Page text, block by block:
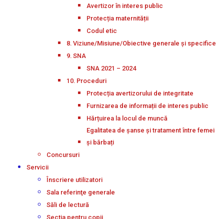
Avertizor în interes public
Protecția maternității
Codul etic
8. Viziune/Misiune/Obiective generale și specifice
9. SNA
SNA 2021 – 2024
10. Proceduri
Protecția avertizorului de integritate
Furnizarea de informații de interes public
Hărțuirea la locul de muncă
Egalitatea de șanse și tratament între femei
și bărbați
Concursuri
Servicii
Înscriere utilizatori
Sala referinţe generale
Săli de lectură
Secţia pentru copii